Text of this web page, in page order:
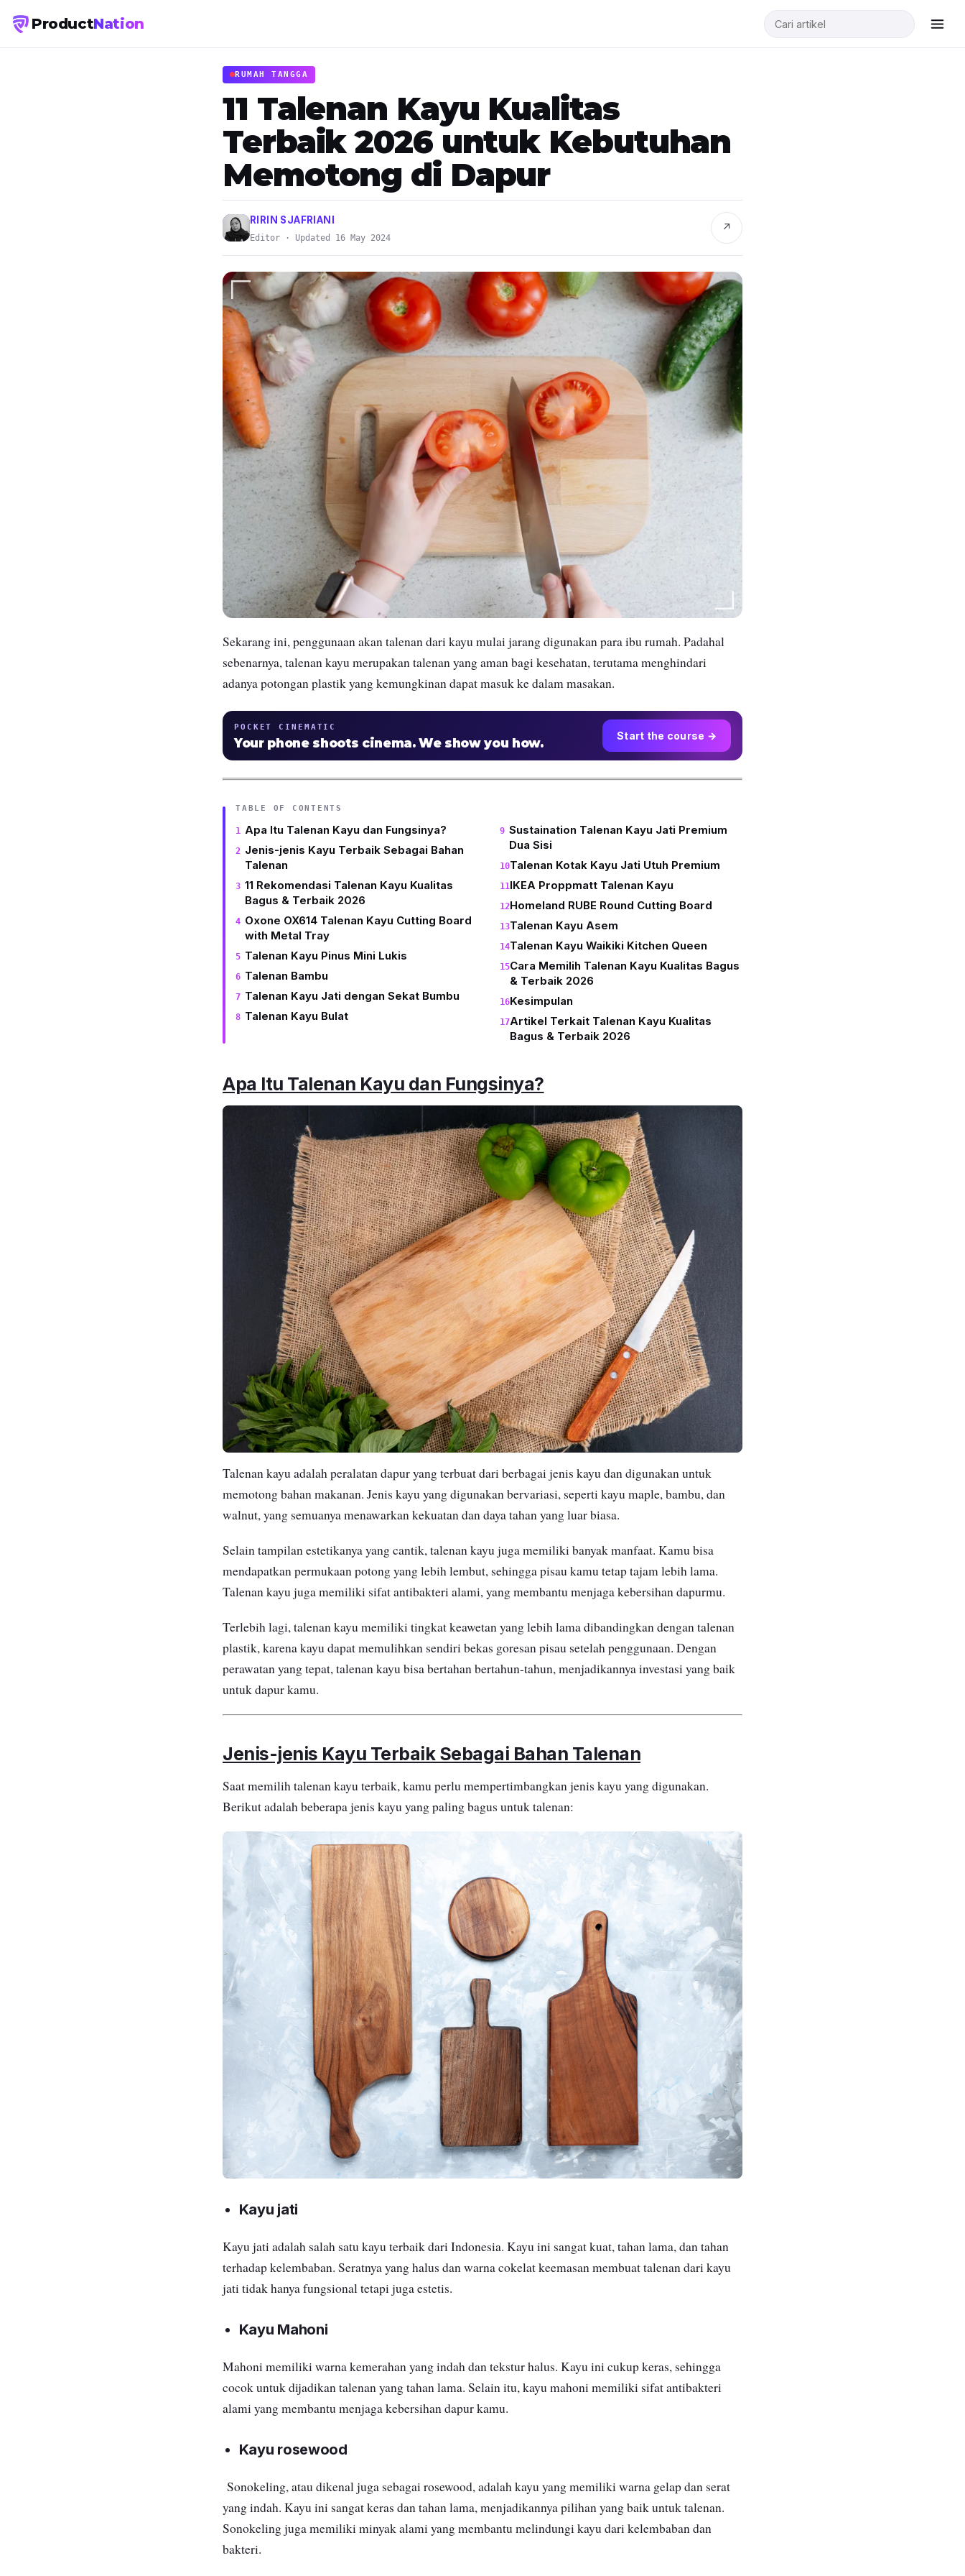
ProductNation
RUMAH TANGGA
11 Talenan Kayu Kualitas
Terbaik 2026 untuk Kebutuhan
Memotong di Dapur
RIRIN SJAFRIANI
Editor · Updated 16 May 2024
↗
Sekarang ini, penggunaan akan talenan dari kayu mulai jarang digunakan para ibu rumah. Padahal
sebenarnya, talenan kayu merupakan talenan yang aman bagi kesehatan, terutama menghindari
adanya potongan plastik yang kemungkinan dapat masuk ke dalam masakan.
POCKET CINEMATIC
Your phone shoots cinema. We show you how. Start the course →
TABLE OF CONTENTS
Apa Itu Talenan Kayu dan Fungsinya?
Jenis-jenis Kayu Terbaik Sebagai Bahan
Talenan
11 Rekomendasi Talenan Kayu Kualitas
Bagus & Terbaik 2026
Oxone OX614 Talenan Kayu Cutting Board
with Metal Tray
Talenan Kayu Pinus Mini Lukis
Talenan Bambu
Talenan Kayu Jati dengan Sekat Bumbu
Talenan Kayu Bulat
Sustaination Talenan Kayu Jati Premium
Dua Sisi
Talenan Kotak Kayu Jati Utuh Premium
IKEA Proppmatt Talenan Kayu
Homeland RUBE Round Cutting Board
Talenan Kayu Asem
Talenan Kayu Waikiki Kitchen Queen
Cara Memilih Talenan Kayu Kualitas Bagus
& Terbaik 2026
Kesimpulan
Artikel Terkait Talenan Kayu Kualitas
Bagus & Terbaik 2026
Apa Itu Talenan Kayu dan Fungsinya?
Talenan kayu adalah peralatan dapur yang terbuat dari berbagai jenis kayu dan digunakan untuk
memotong bahan makanan. Jenis kayu yang digunakan bervariasi, seperti kayu maple, bambu, dan
walnut, yang semuanya menawarkan kekuatan dan daya tahan yang luar biasa.
Selain tampilan estetikanya yang cantik, talenan kayu juga memiliki banyak manfaat. Kamu bisa
mendapatkan permukaan potong yang lebih lembut, sehingga pisau kamu tetap tajam lebih lama.
Talenan kayu juga memiliki sifat antibakteri alami, yang membantu menjaga kebersihan dapurmu.
Terlebih lagi, talenan kayu memiliki tingkat keawetan yang lebih lama dibandingkan dengan talenan
plastik, karena kayu dapat memulihkan sendiri bekas goresan pisau setelah penggunaan. Dengan
perawatan yang tepat, talenan kayu bisa bertahan bertahun-tahun, menjadikannya investasi yang baik
untuk dapur kamu.
Jenis-jenis Kayu Terbaik Sebagai Bahan Talenan
Saat memilih talenan kayu terbaik, kamu perlu mempertimbangkan jenis kayu yang digunakan.
Berikut adalah beberapa jenis kayu yang paling bagus untuk talenan:
Kayu jati
Kayu jati adalah salah satu kayu terbaik dari Indonesia. Kayu ini sangat kuat, tahan lama, dan tahan
terhadap kelembaban. Seratnya yang halus dan warna cokelat keemasan membuat talenan dari kayu
jati tidak hanya fungsional tetapi juga estetis.
Kayu Mahoni
Mahoni memiliki warna kemerahan yang indah dan tekstur halus. Kayu ini cukup keras, sehingga
cocok untuk dijadikan talenan yang tahan lama. Selain itu, kayu mahoni memiliki sifat antibakteri
alami yang membantu menjaga kebersihan dapur kamu.
Kayu rosewood
Sonokeling, atau dikenal juga sebagai rosewood, adalah kayu yang memiliki warna gelap dan serat
yang indah. Kayu ini sangat keras dan tahan lama, menjadikannya pilihan yang baik untuk talenan.
Sonokeling juga memiliki minyak alami yang membantu melindungi kayu dari kelembaban dan
bakteri.